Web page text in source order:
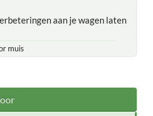
aan je wagen laten
muis